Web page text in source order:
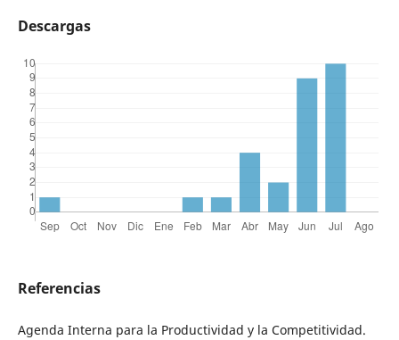
Descargas
Referencias
Agenda Interna para la Productividad y la Competitividad.